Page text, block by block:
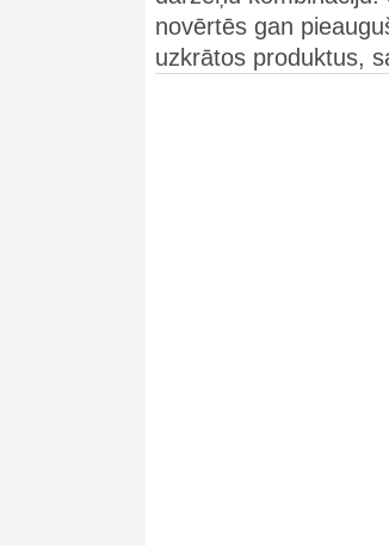
novērtēs gan
uzkrātos produktus,